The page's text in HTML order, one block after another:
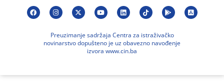
Preuzimanje sadržaja Centra za istraživačko
novinarstvo dopušteno je uz obavezno navođenje
izvora www.cin.ba